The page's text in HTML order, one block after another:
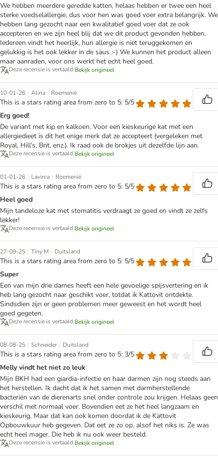
We hebben meerdere geredde katten, helaas hebben er twee een heel
sterke voedselallergie, dus voor hen was goed voer extra belangrijk. We
hebben lang gezocht naar een kwalitatief goed voer dat ze ook
accepteren en we zijn heel blij dat we dit product gevonden hebben.
Iedereen vindt het heerlijk, hun allergie is niet teruggekomen en
gelukkig is het ook lekker in de saus :-) We kunnen het product alleen
maar aanraden, voor ons werkt het echt heel goed.
Deze recensie is vertaald.Bekijk origineel
10-01-26 | Alina | Roemenië
This is a stars rating area from zero to 5: 5/5
Erg goed!
De variant met kip en kalkoen. Voor een kieskeurige kat met een
allergiedieet is dit het enige merk dat ze accepteert (vergeleken met
Royal, Hill’s, Brit, enz.). Ik raad ook de brokjes uit dezelfde lijn aan.
Deze recensie is vertaald.Bekijk origineel
01-01-26 | Lavinia | Roemenië
This is a stars rating area from zero to 5: 5/5
Heel goed
Mijn tandeloze kat met stomatitis verdraagt ze goed en vindt ze zelfs
lekker!
Deze recensie is vertaald.Bekijk origineel
27-09-25 | Tiny M | Duitsland
This is a stars rating area from zero to 5: 5/5
Super
Een van mijn drie dames heeft een hele gevoelige spijsvertering en ik
heb lang gezocht naar geschikt voer, totdat ik Kattovit ontdekte.
Sindsdien zijn er geen problemen meer geweest en het wordt heel
goed gegeten.
Deze recensie is vertaald.Bekijk origineel
08-08-25 | Schneider | Duitsland
This is a stars rating area from zero to 5: 3/5
Melly vindt het niet zo leuk
Mijn BKH had een giardia-infectie en haar darmen zijn nog steeds aan
het herstellen. Ik dacht dat ik het samen met darmherstellende
bacteriën van de dierenarts snel onder controle zou krijgen. Helaas geen
verschil met normaal voer. Bovendien eet ze het heel langzaam en
kieskeurig. Maar dat kan ook komen doordat ik de Kattovit
Opbouwkuur heb gegeven. Dat eet ze zo op, alsof het niks is. Ze was
echt heel mager. Die heb ik nu ook weer besteld.
Deze recensie is vertaald.Bekijk origineel